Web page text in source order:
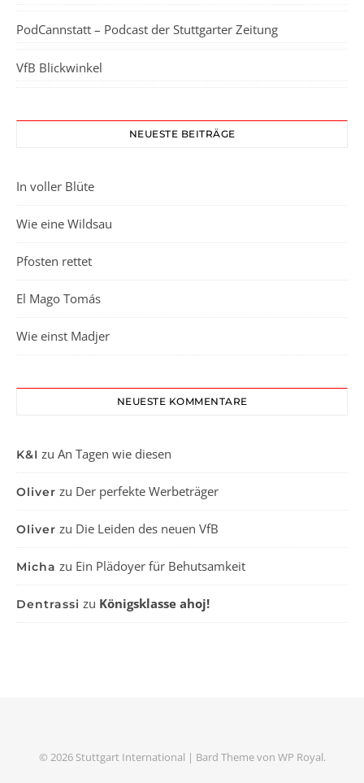
PodCannstatt – Podcast der Stuttgarter Zeitung
VfB Blickwinkel
NEUESTE BEITRÄGE
In voller Blüte
Wie eine Wildsau
Pfosten rettet
El Mago Tomás
Wie einst Madjer
NEUESTE KOMMENTARE
K&I zu An Tagen wie diesen
Oliver zu Der perfekte Werbeträger
Oliver zu Die Leiden des neuen VfB
Micha zu Ein Plädoyer für Behutsamkeit
Dentrassi zu Königsklasse ahoj!
© 2026 Stuttgart International | Bard Theme von WP Royal.